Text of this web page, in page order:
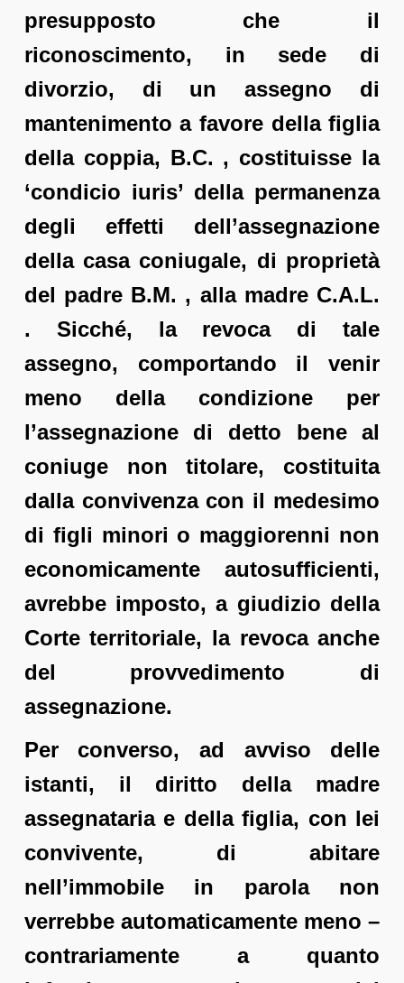
presupposto che il
riconoscimento, in sede di
divorzio, di un assegno di
mantenimento a favore della figlia
della coppia, B.C. , costituisse la
‘condicio iuris’ della permanenza
degli effetti dell’assegnazione
della casa coniugale, di proprietà
del padre B.M. , alla madre C.A.L.
. Sicché, la revoca di tale
assegno, comportando il venir
meno della condizione per
l’assegnazione di detto bene al
coniuge non titolare, costituita
dalla convivenza con il medesimo
di figli minori o maggiorenni non
economicamente autosufficienti,
avrebbe imposto, a giudizio della
Corte territoriale, la revoca anche
del provvedimento di
assegnazione.
Per converso, ad avviso delle
istanti, il diritto della madre
assegnataria e della figlia, con lei
convivente, di abitare
nell’immobile in parola non
verrebbe automaticamente meno –
contrariamente a quanto